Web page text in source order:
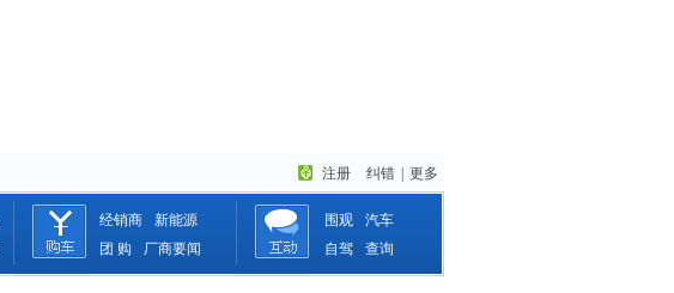
注册 纠错 更多
经销商
新能源
团 购
厂商要闻
围观
汽车
自驾
查询